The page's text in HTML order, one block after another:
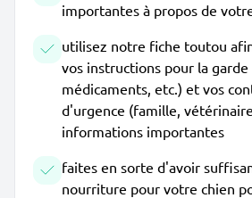
importantes à propos de
utilisez notre fiche toutou
vos instructions pour la
médicaments, etc.) et vos
d'urgence (famille,
informations importantes
faites en sorte d'avoir
nourriture pour votre chien